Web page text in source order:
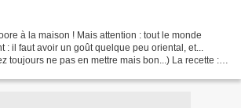
à la maison ! Mais attention : tout le monde
: il faut avoir un goût quelque peu oriental, et...
toujours ne pas en mettre mais bon...) La recette :